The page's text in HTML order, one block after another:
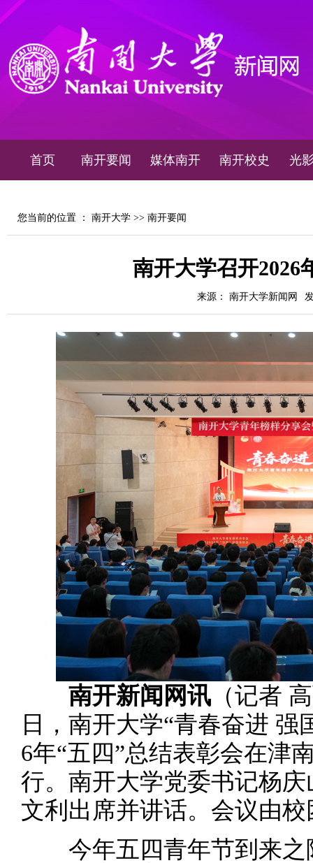
首页 南开要闻 媒体南开 南开校史 光
您当前的位置 ： 南开大学 >> 南开要闻
南开大学召开2026
来源： 南开大学新闻网
南开新闻网讯 （记者
日，南开大学“青春奋进 强
6年“五四”总结表彰会在津
行。南开大学党委书记杨
文利出席并讲话。会议由
今年五四青年节到来之